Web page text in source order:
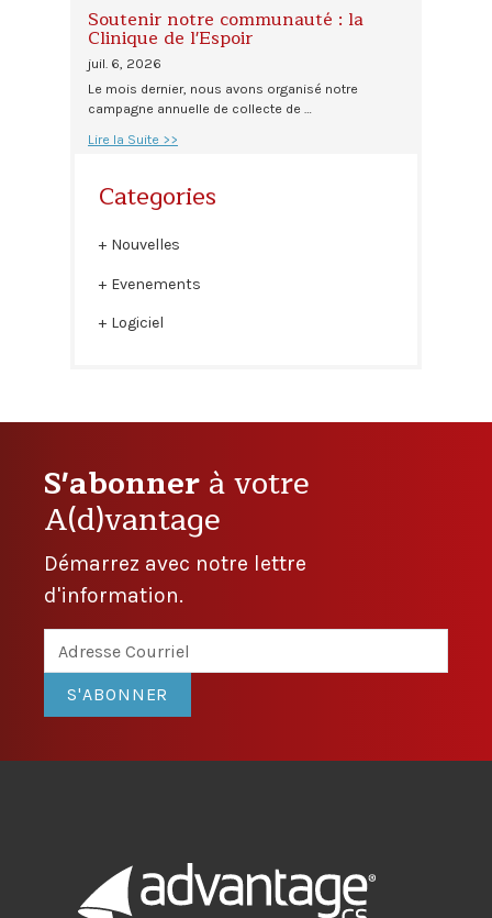
Soutenir notre communauté : la
Clinique de l'Espoir
juil. 6, 2026
Le mois dernier, nous avons organisé notre
campagne annuelle de collecte de …
Lire la Suite >>
Categories
Nouvelles
Evenements
Logiciel
S'abonnerà votre
A(d)vantage
Démarrez avec notre lettre
d'information.
S'ABONNER